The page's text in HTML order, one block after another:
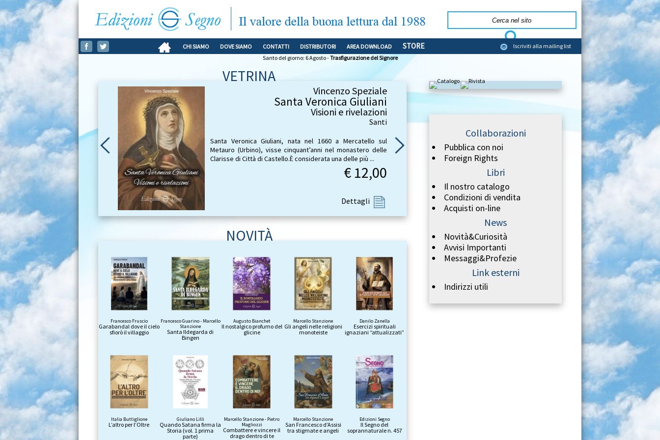
CHI SIAMO DOVE SIAMO CONTATTI DISTRIBUTORI AREA DOWNLOAD STORE
Iscriviti alla mailing list
Santo del giorno: 6 Agosto -Trasfigurazione del Signore
VETRINA
Vincenzo Speziale
Santa Veronica Giuliani
Visioni e rivelazioni
Santi
Santa Veronica Giuliani, nata nel 1660 a Mercatello sul
Metauro (Urbino), visse cinquant’anni nel monastero delle
Clarisse di Città di Castello.È considerata una delle più ...
€ 12,00
Dettagli
Medaglia di San
Medaglia in alluminio naturale color argento.
NOVITÀ
Francesco Fruscio
Garabandal dove il cielo
sfiorò il villaggio
Francesco Guarino - Marcello
Stanzione
Santa Ildegarda di
Bingen
Augusto Bianchet
Il nostalgico profumo del
glicine
Marcello Stanzione
Gli angeli nelle religioni
monoteiste
Danilo Zanella
Esercizi spirituali
ignaziani “attualizzati”
Italia Buttiglione
L’altro per l’Oltre
Giuliano Lilli
Quando Satana firma la
Storia (vol. 1 prima
parte)
Marcello Stanzione - Pietro
Magliozzi
Combattere e vincere il
drago dentro di te
Marcello Stanzione
San Francesco d’Assisi
tra stigmate e angeli
Edizioni Segno
Il Segno del
soprannaturale n. 457
Collaborazioni
Pubblica con noi
Foreign Rights
Libri
Il nostro catalogo
Condizioni di vendita
Acquisti on-line
News
Novità&Curiosità
Avvisi Importanti
Messaggi&Profezie
Link esterni
Indirizzi utili